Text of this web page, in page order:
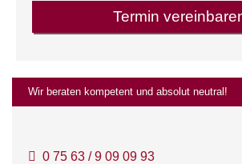
Wir beraten kompetent und absolut neutral!
0 75 63 / 9 09 09 93